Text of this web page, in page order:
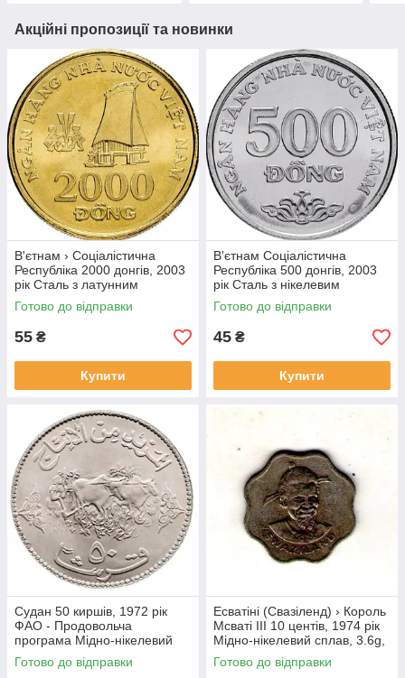
Акційні пропозиції та новинки
В'єтнам › Соціалістична
Республіка 2000 донгів, 2003
рік Сталь з латунним
покриттям, 5g, ø 23.92mm
№1902
Готово до відправки
55 ₴
Купити
В'єтнам Соціалістична
Республіка 500 донгів, 2003
рік Сталь з нікелевим
покриттям, 4.5g, ø 21.86mm
№1907
Готово до відправки
45 ₴
Купити
Судан 50 киршів, 1972 рік
ФАО - Продовольча
програма Мідно-нікелевий
сплав, 22.63g, ø 40mm
№4143
Готово до відправки
Есватіні (Свазіленд) › Король
Мсваті III 10 центів, 1974 рік
Мідно-нікелевий сплав, 3.6g,
ø 22mm №1814
Готово до відправки